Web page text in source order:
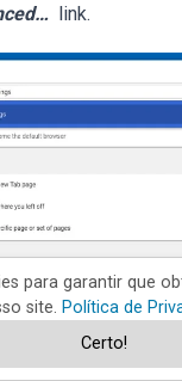
link.
para a parte de
para garantir que
site. Política de
Certo!